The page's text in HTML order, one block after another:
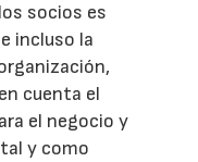
socios es
incluso la
cuenta el
el negocio y
y como